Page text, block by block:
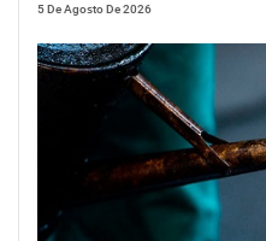
5 De Agosto De 2026